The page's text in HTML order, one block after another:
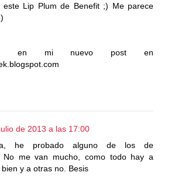
este Lip Plum de Benefit ;) Me parece
en mi nuevo post en
de 2013 a las 17:00
he probado alguno de los de
No me van mucho, como todo hay a
y a otras no. Besis